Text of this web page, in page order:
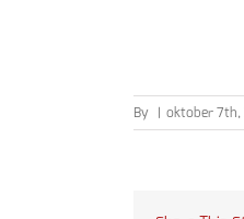
By oktober 7th,